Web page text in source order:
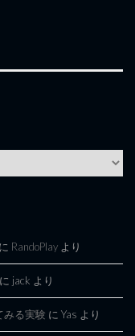
に RandoPlay より
に jack より
みる実験 に Yas より